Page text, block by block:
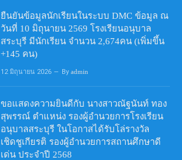
ยืนยันข้อมูลนักเรียนในระบบ DMC ข้อมูล ณ
วันที่ 10 มิถุนายน 2569 โรงเรียนอนุบาล
สระบุรี มีนักเรียน จำนวน 2,674คน (เพิ่มขึ้น
+145 คน)
12 มิถุนายน 2026 By admin
ขอแสดงความยินดีกับ นางสาวณัฐนันท์ ทอง
สุพรรณ์ ตำแหน่ง รองผู้อำนวยการโรงเรียน
อนุบาลสระบุรี ในโอกาสได้รับโล่รางวัล
เชิดชูเกียรติ รองผู้อำนวยการสถานศึกษาดี
เด่น ประจำปี 2568